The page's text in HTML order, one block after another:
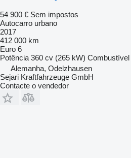
54 900 € Sem impostos
Autocarro urbano
2017
412 000 km
Euro 6
Potência 360 cv (265 kW) Combustível
Alemanha, Odelzhausen
Sejari Kraftfahrzeuge GmbH
Contacte o vendedor